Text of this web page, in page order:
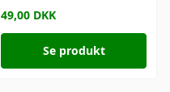
49,00 DKK
Se produkt